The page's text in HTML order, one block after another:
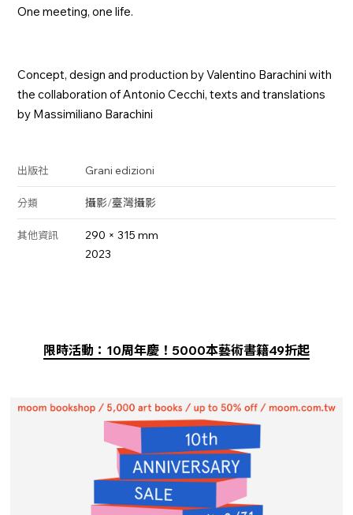
One meeting, one life.
Concept, design and production by Valentino Barachini with
the collaboration of Antonio Cecchi, texts and translations
by Massimiliano Barachini
出版社 Grani edizioni
分類 攝影/臺灣攝影
其他資訊
290 × 315 mm
2023
限時活動：10周年慶！5000本藝術書籍49折起